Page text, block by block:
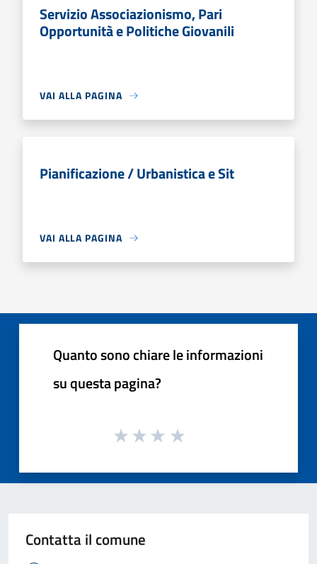
Servizio Associazionismo, Pari
Opportunità e Politiche Giovanili
VAI ALLA PAGINA
Pianificazione / Urbanistica e Sit
VAI ALLA PAGINA
Quanto sono chiare le informazioni
su questa pagina?
Contatta il comune